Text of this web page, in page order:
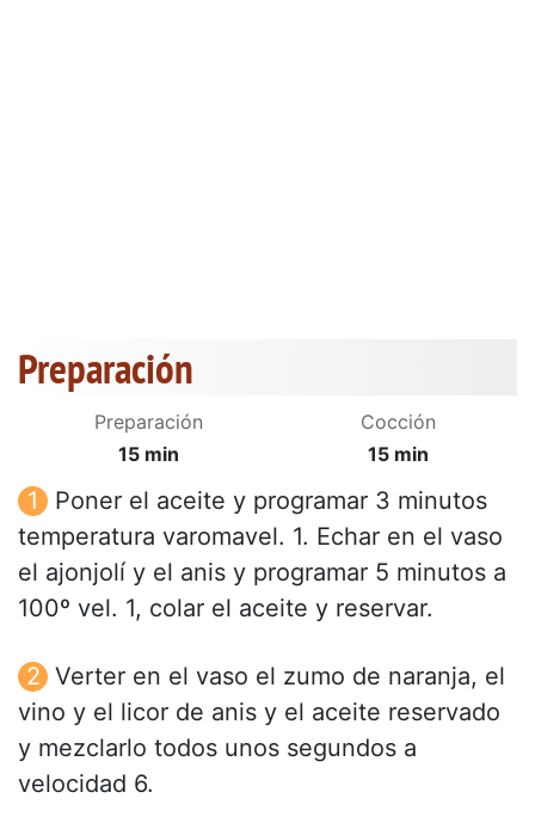
Preparación
Preparación
15 min
Cocción
15 min
Poner el aceite y programar 3 minutos
temperatura varomavel. 1. Echar en el vaso
el ajonjolí y el anis y programar 5 minutos a
100º vel. 1, colar el aceite y reservar.
Verter en el vaso el zumo de naranja, el
vino y el licor de anis y el aceite reservado
y mezclarlo todos unos segundos a
velocidad 6.